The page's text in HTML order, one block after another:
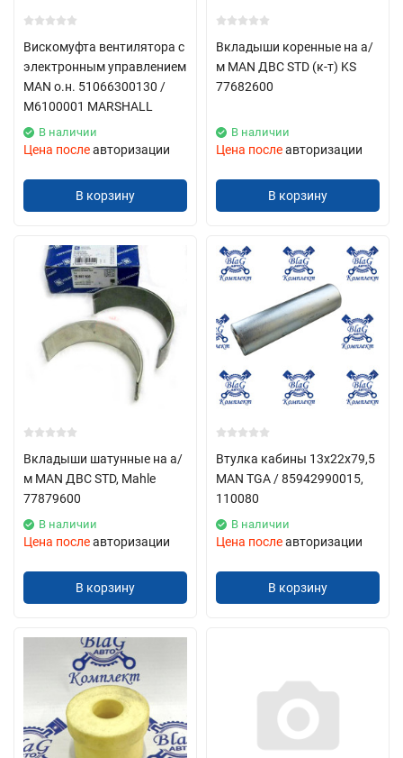
Вискомуфта вентилятора с
электронным управлением
MAN о.н. 51066300130 /
М6100001 MARSHALL
В наличии
Цена послеавторизации
В корзину
Вкладыши коренные на а/
м MAN ДВС STD (к-т) KS
77682600
В наличии
Цена послеавторизации
В корзину
Вкладыши шатунные на а/
м MAN ДВС STD, Mahle
77879600
В наличии
Цена послеавторизации
В корзину
Втулка кабины 13х22х79,5
MAN TGA / 85942990015,
110080
В наличии
Цена послеавторизации
В корзину